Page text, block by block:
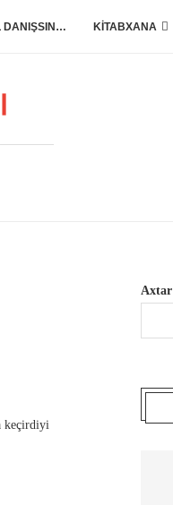
DANIŞSIN… KİTABXANA
keçirdiyi
Axtar